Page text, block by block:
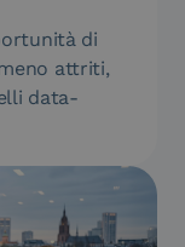
di
attriti,
data-